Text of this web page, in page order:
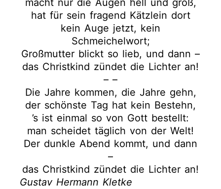
macht nur die Augen hell und groß,
hat für sein fragend Kätzlein dort
kein Auge jetzt, kein
Schmeichelwort;
Großmutter blickt so lieb, und dann –
das Christkind zündet die Lichter an!
– –
Die Jahre kommen, die Jahre gehn,
der schönste Tag hat kein Bestehn,
’s ist einmal so von Gott bestellt:
man scheidet täglich von der Welt!
Der dunkle Abend kommt, und dann
–
das Christkind zündet die Lichter an!
Gustav Hermann Kletke